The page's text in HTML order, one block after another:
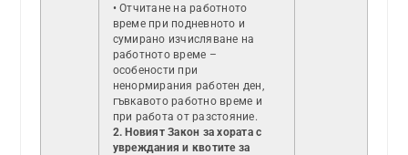
• Отчитане на работното
време при подневното и
сумирано изчисляване на
работното време –
особености при
ненормирания работен ден,
гъвкавото работно време и
при работа от разстояние.
2. Новият Закон за хората с
увреждания и квотите за